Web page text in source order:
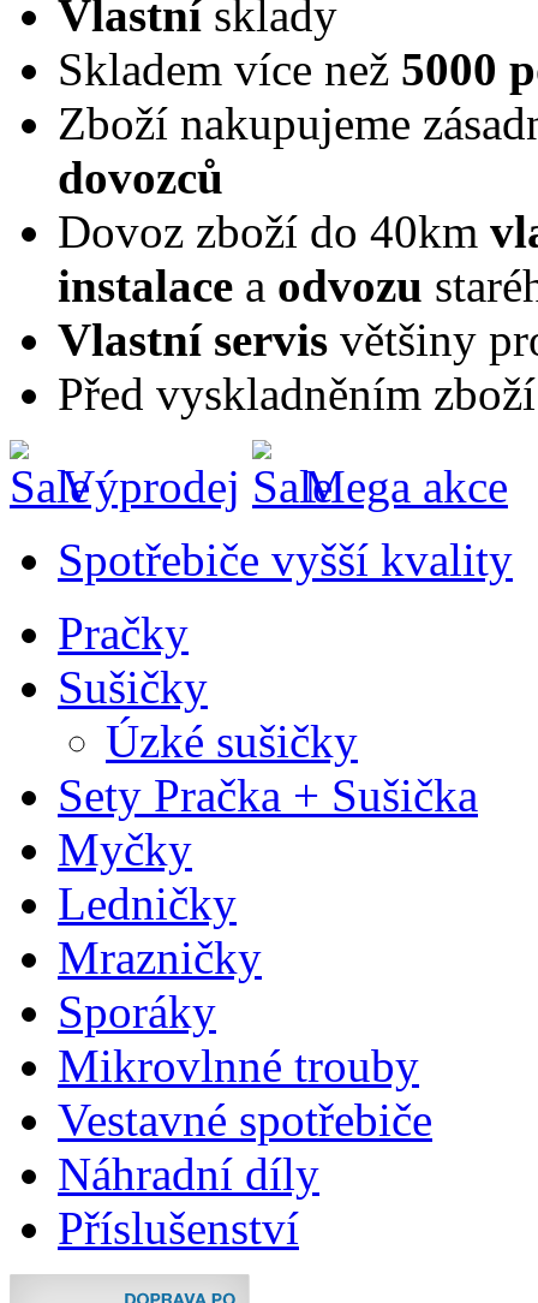
Vlastnísklady
Skladem více než 5000
Zboží nakupujeme
dovozců
Dovoz zboží do 40km
instalace a odvozu
Vlastní servis většiny
Před vyskladněním
Výprodej
Mega akce
Spotřebiče vyšší kvality
Pračky
Sušičky
Úzké sušičky
Sety Pračka + Sušička
Myčky
Ledničky
Mrazničky
Sporáky
Mikrovlnné trouby
Vestavné spotřebiče
Náhradní díly
Příslušenství